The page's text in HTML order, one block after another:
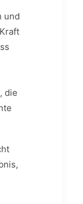
und
die